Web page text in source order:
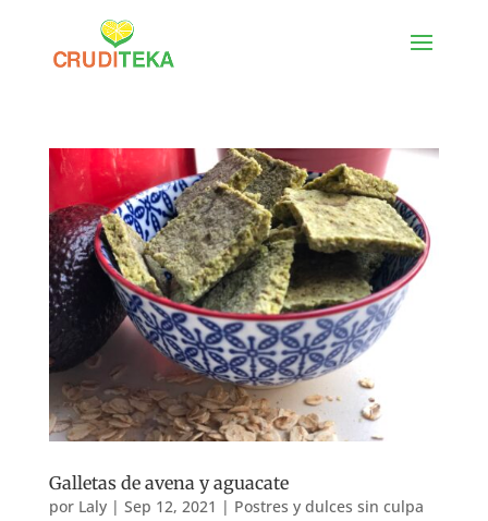
Galletas de avena y aguacate
por Laly| Sep 12, 2021 | Postres y dulces sin culpa